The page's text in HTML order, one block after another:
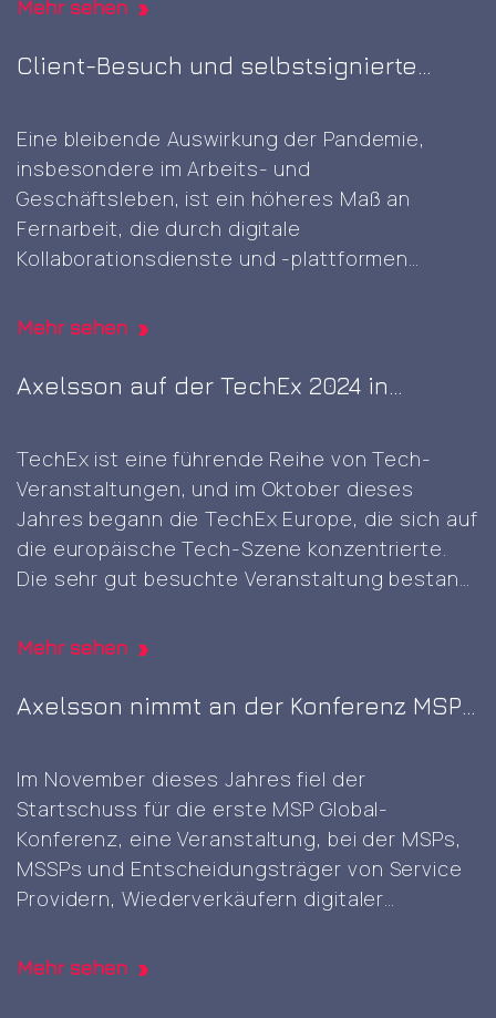
voranzutreiben. Es war die erste GITEX-Messe
in Europa. Es war großartig, diese gut geplante
Vielzahl von innovativen…Attending
the
first
GITEX
AI
Berlin
Mehr sehen
Client-Besuch und selbstsignierte
Eine bleibende Auswirkung der Pandemie,
insbesondere im Arbeits- und
Geschäftsleben, ist ein höheres Maß an
Fernarbeit, die durch digitale
Kollaborationsdienste und -plattformen
gelegentliche physische Anwesenheit von
ist etwas, das sich in digitalen Bereichen nicht
visit
and
self-
signed
root
generation
Mehr sehen
Axelsson auf der TechEx 2024 in
TechEx ist eine führende Reihe von Tech-
Veranstaltungen, und im Oktober dieses
Jahres begann die TechEx Europe, die sich auf
die europäische Tech-Szene konzentrierte.
Die sehr gut besuchte Veranstaltung bestand
Ausstellungen, die am selben
jeweils auf verschiedene Bereiche
digitale…Axelsson
at
TechEx
2024
in
Mehr sehen
Axelsson nimmt an der Konferenz MSP
Im November dieses Jahres fiel der
Startschuss für die erste MSP Global-
Konferenz, eine Veranstaltung, bei der MSPs,
MSSPs und Entscheidungsträger von Service
Providern, Wiederverkäufern digitaler
Softwareanbietern zusammenkamen, um
Mehr sehen